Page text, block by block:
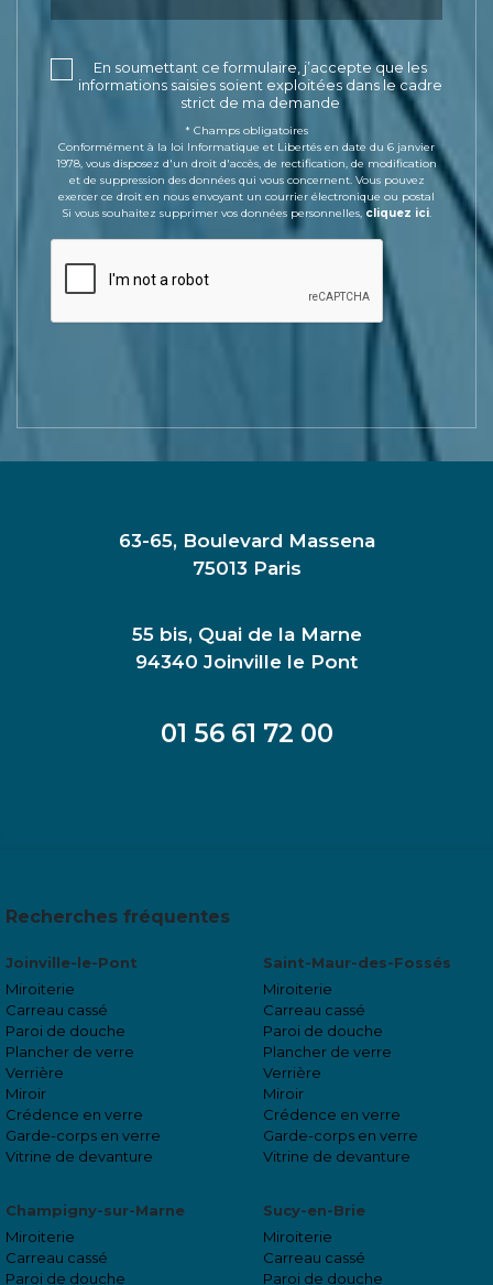
En soumettant ce formulaire, j’accepte que les
informations saisies soient exploitées dans le cadre
strict de ma demande
* Champs obligatoires
Conformément à la loi Informatique et Libertés en date du 6 janvier
1978, vous disposez d'un droit d'accès, de rectification, de modification
et de suppression des données qui vous concernent. Vous pouvez
exercer ce droit en nous envoyant un courrier électronique ou postal
Si vous souhaitez supprimer vos données personnelles, cliquez ici.
63-65, Boulevard Massena
75013 Paris
55 bis, Quai de la Marne
94340 Joinville le Pont
01 56 61 72 00
Recherches fréquentes
Joinville-le-Pont
Miroiterie
Carreau cassé
Paroi de douche
Plancher de verre
Verrière
Miroir
Crédence en verre
Garde-corps en verre
Vitrine de devanture
Saint-Maur-des-Fossés
Miroiterie
Carreau cassé
Paroi de douche
Plancher de verre
Verrière
Miroir
Crédence en verre
Garde-corps en verre
Vitrine de devanture
Champigny-sur-Marne
Miroiterie
Carreau cassé
Paroi de douche
Sucy-en-Brie
Miroiterie
Carreau cassé
Paroi de douche